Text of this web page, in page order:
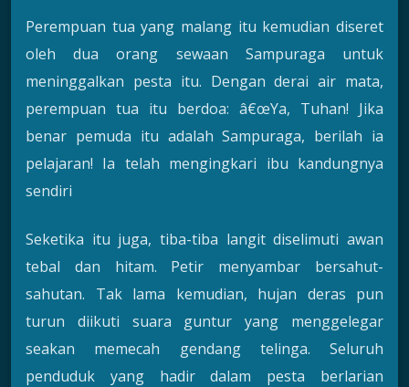
Perempuan tua yang malang itu kemudian diseret
oleh dua orang sewaan Sampuraga untuk
meninggalkan pesta itu. Dengan derai air mata,
perempuan tua itu berdoa: â€œYa, Tuhan! Jika
benar pemuda itu adalah Sampuraga, berilah ia
pelajaran! Ia telah mengingkari ibu kandungnya
sendiri
Seketika itu juga, tiba-tiba langit diselimuti awan
tebal dan hitam. Petir menyambar bersahut-
sahutan. Tak lama kemudian, hujan deras pun
turun diikuti suara guntur yang menggelegar
seakan memecah gendang telinga. Seluruh
penduduk yang hadir dalam pesta berlarian